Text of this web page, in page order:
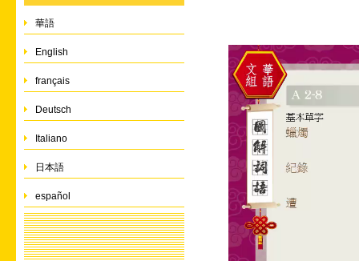
華語
English
français
Deutsch
Italiano
日本語
español